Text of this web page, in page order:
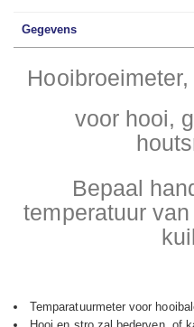
Gegevens
voor hooi,
Bepaal
temperatuur
Temparatuurmeter voor
Hooi en stro zal bederven, of